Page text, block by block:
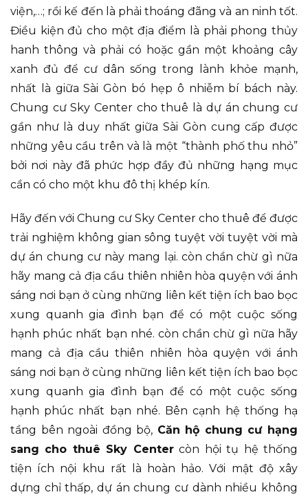
viện,…; rồi kế đến là phải thoáng đãng và an ninh tốt.
Điều kiện đủ cho một địa điểm là phải phong thủy
hanh thông và phải có hoặc gần một khoảng cây
xanh đủ để cư dân sống trong lành khỏe mạnh,
nhất là giữa Sài Gòn bó hẹp ô nhiễm bí bách này.
Chung cư Sky Center cho thuê là dự án chung cư
gần như là duy nhất giữa Sài Gòn cung cấp được
những yêu cầu trên và là một “thành phố thu nhỏ”
bởi nơi này đã phức hợp đầy đủ những hạng mục
cần có cho một khu đô thị khép kín.
Hãy đến với Chung cư Sky Center cho thuê để được
trải nghiệm không gian sông tuyệt vời tuyệt vời mà
dự án chung cư này mang lại. còn chần chừ gì nữa
hãy mang cả địa cầu thiên nhiên hòa quyện với ánh
sáng nơi bạn ở cùng những liên kết tiện ích bao bọc
xung quanh gia đình bạn để có một cuộc sống
hạnh phúc nhất bạn nhé. còn chần chừ gì nữa hãy
mang cả địa cầu thiên nhiên hòa quyện với ánh
sáng nơi bạn ở cùng những liên kết tiện ích bao bọc
xung quanh gia đình bạn để có một cuộc sống
hạnh phúc nhất bạn nhé. Bên cạnh hệ thống hạ
tầng bên ngoài đồng bộ, Căn hộ chung cư hạng
sang cho thuê Sky Centercòn hội tụ hệ thống
tiện ích nội khu rất là hoàn hảo. Với mật độ xây
dựng chỉ thấp, dự án chung cư dành nhiều không